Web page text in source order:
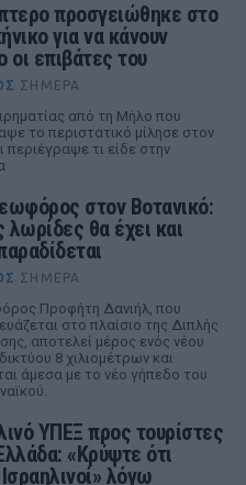
προσγειώθηκε στο
για να κάνουν
οι επιβάτες του
ΣΉΜΕΡΑ
από τη Μήλο που
το περιστατικό μίλησε στον
περιέγραψε τι είδε στην
στον Βοτανικό:
λωρίδες θα έχει και
ΣΉΜΕΡΑ
Προφήτη Δανιήλ, που
στο πλαίσιο της Διπλής
αποτελεί μέρος ενός νέου
8 χιλιομέτρων και
άμεσα με το νέο γήπεδο του
ΥΠΕΞ προς τουρίστες
«Κρύψτε ότι
λόγω